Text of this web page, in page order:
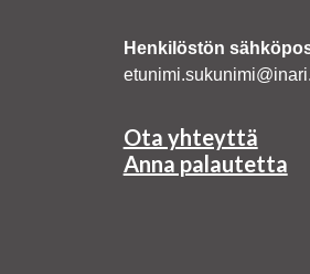
Henkilöstön
Ota yhteyttä
Anna palautetta